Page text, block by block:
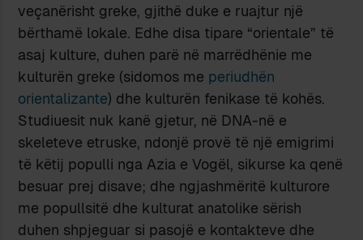
veçanërisht greke, gjithë duke e ruajtur një
bërthamë lokale. Edhe disa tipare “orientale” të
asaj kulture, duhen parë në marrëdhënie me
kulturën greke (sidomos me periudhën
orientalizante) dhe kulturën fenikase të kohës.
Studiuesit nuk kanë gjetur, në DNA-në e
skeleteve etruske, ndonjë provë të një emigrimi
të këtij populli nga Azia e Vogël, sikurse ka qenë
besuar prej disave; dhe ngjashmëritë kulturore
me popullsitë dhe kulturat anatolike sërish
duhen shpjeguar si pasojë e kontakteve dhe